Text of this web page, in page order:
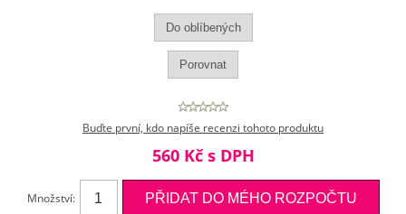
Buďte první, kdo napíše recenzi tohoto produktu
560 Kč s DPH
Množství: